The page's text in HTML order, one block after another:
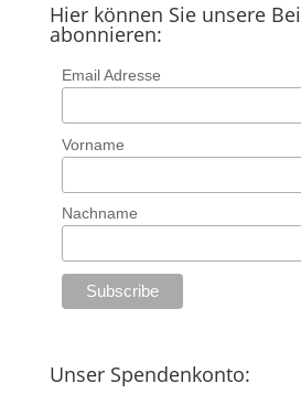
Hier können Sie unsere
abonnieren:
Email Adresse
Vorname
Nachname
Unser Spendenkonto: